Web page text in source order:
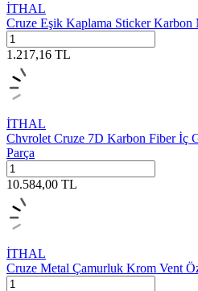
İTHAL
Cruze Eşik Kaplama Sticker
1.217,16 TL
İTHAL
Chvrolet Cruze 7D Karbon Fiber İç
Parça
10.584,00 TL
İTHAL
Cruze Metal Çamurluk Krom Vent